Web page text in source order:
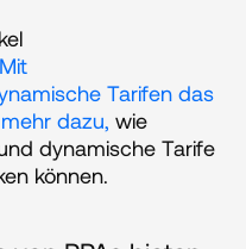
Tarifen das
dazu, wie
dynamische Tarife
können.